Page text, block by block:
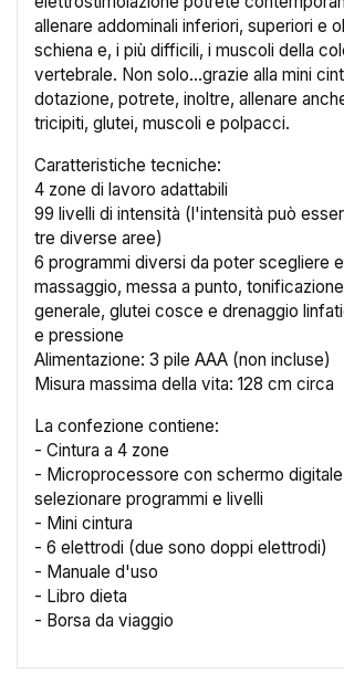
allenare addominali inferiori, superiori e
schiena e, i più difficili, i muscoli della
vertebrale. Non solo...grazie alla mini
dotazione, potrete, inoltre, allenare
tricipiti, glutei, muscoli e polpacci.
Caratteristiche tecniche:
4 zone di lavoro adattabili
99 livelli di intensità (l'intensità può
tre diverse aree)
6 programmi diversi da poter scegliere
massaggio, messa a punto,
generale, glutei cosce e drenaggio
e pressione
Alimentazione: 3 pile AAA (non incluse)
Misura massima della vita: 128 cm circa
La confezione contiene:
- Cintura a 4 zone
- Microprocessore con schermo
selezionare programmi e livelli
- Mini cintura
- 6 elettrodi (due sono doppi elettrodi)
- Manuale d'uso
- Libro dieta
- Borsa da viaggio
Crea lista dei desideri
Nome lista dei desideri
Annulla Crea lista